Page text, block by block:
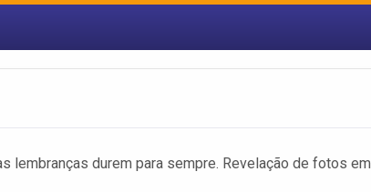
lembranças durem para sempre. Revelação de fotos em